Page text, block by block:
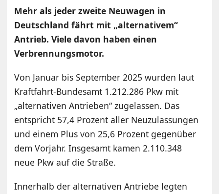
Mehr als jeder zweite Neuwagen in
Deutschland fährt mit „alternativem“
Antrieb. Viele davon haben einen
Verbrennungsmotor.
Von Januar bis September 2025 wurden laut
Kraftfahrt-Bundesamt 1.212.286 Pkw mit
„alternativen Antrieben“ zugelassen. Das
entspricht 57,4 Prozent aller Neuzulassungen
und einem Plus von 25,6 Prozent gegenüber
dem Vorjahr. Insgesamt kamen 2.110.348
neue Pkw auf die Straße.
Innerhalb der alternativen Antriebe legten